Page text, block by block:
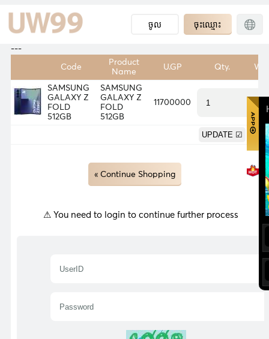
ចូល ចុះឈ្មោះ
---
Code
Product
Name
U.GP Qty.
SAMSUNG
GALAXY Z
FOLD
512GB
SAMSUNG
GALAXY Z
FOLD
512GB
11700000
« Continue Shopping
⚠ You need to login to continue further process